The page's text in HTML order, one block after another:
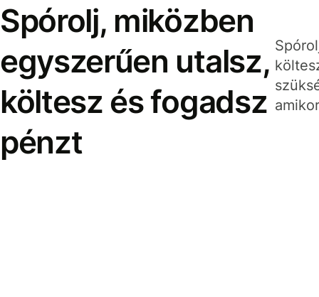
Spórolj, miközben
egyszerűen utalsz,
költesz és fogadsz
pénzt